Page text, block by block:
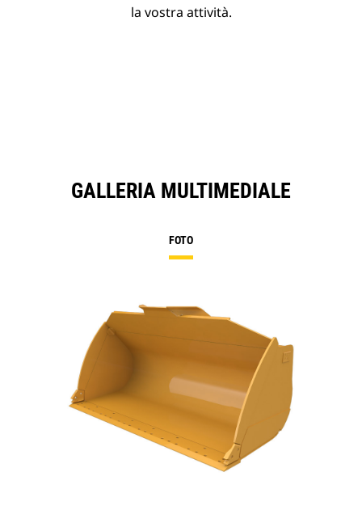
la vostra attività.
GALLERIA MULTIMEDIALE
FOTO